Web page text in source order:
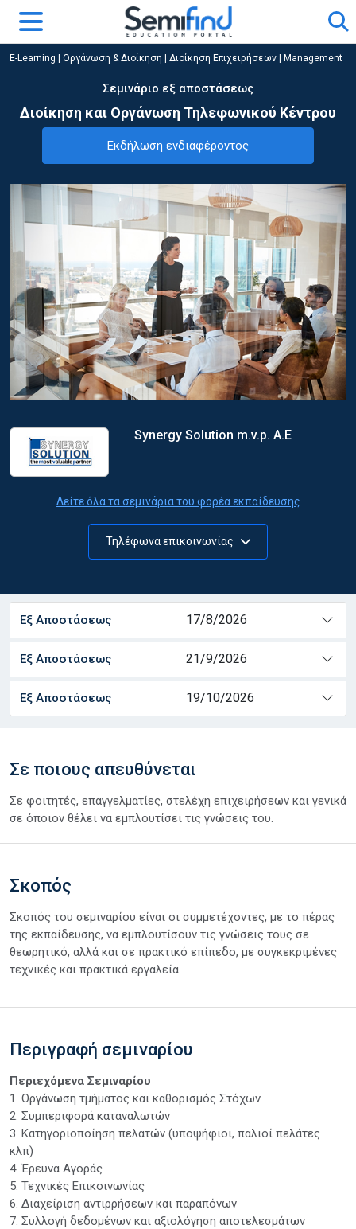
E-Learning Οργάνωση & Διοίκηση Διοίκηση Επιχειρήσεων | Management
Σεμινάριο εξ αποστάσεως
Διοίκηση και Οργάνωση Τηλεφωνικού Κέντρου
Εκδήλωση ενδιαφέροντος
Synergy Solution m.v.p. A.E
Δείτε όλα τα σεμινάρια του φορέα εκπαίδευσης
Τηλέφωνα επικοινωνίας
Εξ Αποστάσεως 17/8/2026
Εξ Αποστάσεως 21/9/2026
Εξ Αποστάσεως 19/10/2026
Σε ποιους απευθύνεται
Σε φοιτητές, επαγγελματίες, στελέχη επιχειρήσεων και γενικά
σε όποιον θέλει να εμπλουτίσει τις γνώσεις του.
Σκοπός
Σκοπός του σεμιναρίου είναι οι συμμετέχοντες, με το πέρας
της εκπαίδευσης, να εμπλουτίσουν τις γνώσεις τους σε
θεωρητικό, αλλά και σε πρακτικό επίπεδο, με συγκεκριμένες
τεχνικές και πρακτικά εργαλεία.
Περιγραφή σεμιναρίου
Περιεχόμενα Σεμιναρίου
1. Οργάνωση τμήματος και καθορισμός Στόχων
2. Συμπεριφορά καταναλωτών
3. Κατηγοριοποίηση πελατών (υποψήφιοι, παλιοί πελάτες
κλπ)
4. Έρευνα Αγοράς
5. Τεχνικές Επικοινωνίας
6. Διαχείριση αντιρρήσεων και παραπόνων
7. Συλλογή δεδομένων και αξιολόγηση αποτελεσμάτων